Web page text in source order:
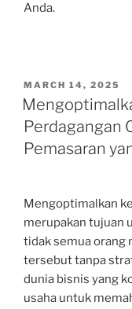
Anda.
POSTED
ON
MARCH 14, 2025
Perdagangan
Pemasaran
Mengoptimalkan
merupakan tujuan
tidak semua orang
tersebut tanpa
dunia bisnis yang
usaha untuk